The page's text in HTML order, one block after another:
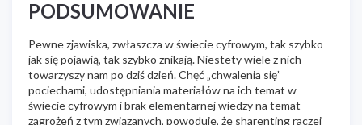
PODSUMOWANIE
Pewne zjawiska, zwłaszcza w świecie cyfrowym, tak szybko
jak się pojawią, tak szybko znikają. Niestety wiele z nich
towarzyszy nam po dziś dzień. Chęć „chwalenia się”
pociechami, udostępniania materiałów na ich temat w
świecie cyfrowym i brak elementarnej wiedzy na temat
zagrożeń z tym związanych, powoduje, że sharenting raczej